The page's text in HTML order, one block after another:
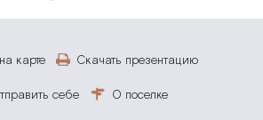
карте Скачать презентацию
себе О поселке